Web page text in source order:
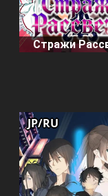
Стражи
JP/RU